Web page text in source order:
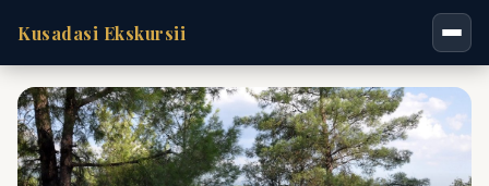
Kusadasi Ekskursii